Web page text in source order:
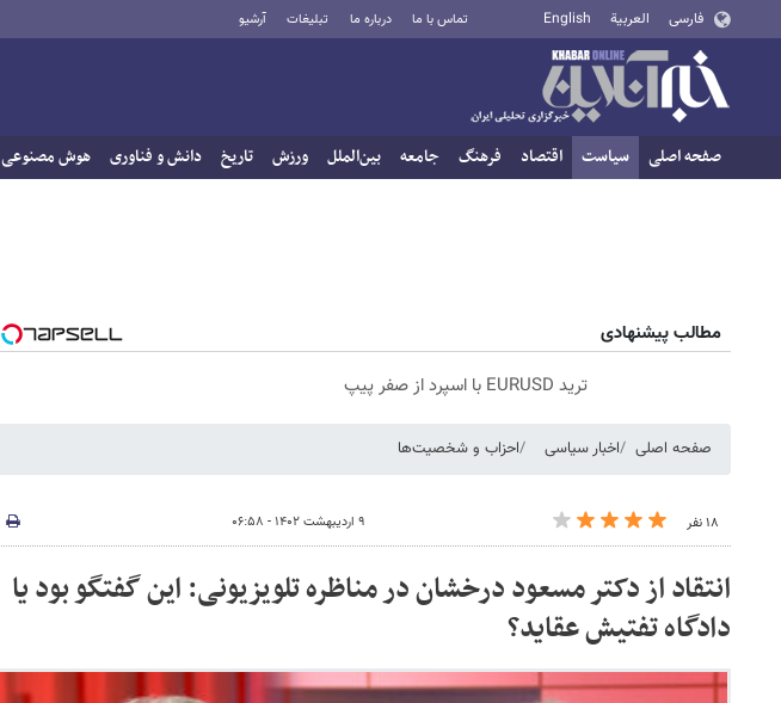
فارسی العربية English تماس با ما درباره ما تبلیغات آرشیو
صفحه اصلی سیاست اقتصاد فرهنگ جامعه بین‌الملل ورزش تاریخ دانش و فناوری هوش مصنوعی
مطالب پیشنهادی
ترید EURUSD با اسپرد از صفر پیپ
صفحه اصلی اخبار سیاسی احزاب و شخصیت‌ها
۱۸ نفر ۹ اردیبهشت ۱۴۰۲ - ۰۶:۵۸
انتقاد از دکتر مسعود درخشان در مناظره تلویزیونی: این گفتگو بود یا
دادگاه تفتیش عقاید؟